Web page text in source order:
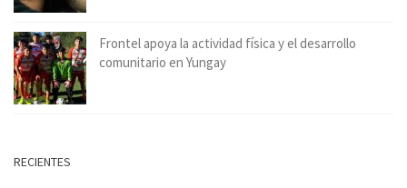
Frontel apoya la actividad física y el desarrollo
comunitario en Yungay
RECIENTES